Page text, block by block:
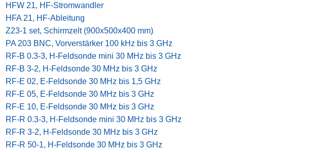
HFW 21, HF-Stromwandler
HFA 21, HF-Ableitung
Z23-1 set, Schirmzelt (900x500x400 mm)
PA 203 BNC, Vorverstärker 100 kHz bis 3 GHz
RF-B 0.3-3, H-Feldsonde mini 30 MHz bis 3 GHz
RF-B 3-2, H-Feldsonde 30 MHz bis 3 GHz
RF-E 02, E-Feldsonde 30 MHz bis 1,5 GHz
RF-E 05, E-Feldsonde 30 MHz bis 3 GHz
RF-E 10, E-Feldsonde 30 MHz bis 3 GHz
RF-R 0.3-3, H-Feldsonde mini 30 MHz bis 3 GHz
RF-R 3-2, H-Feldsonde 30 MHz bis 3 GHz
RF-R 50-1, H-Feldsonde 30 MHz bis 3 GHz